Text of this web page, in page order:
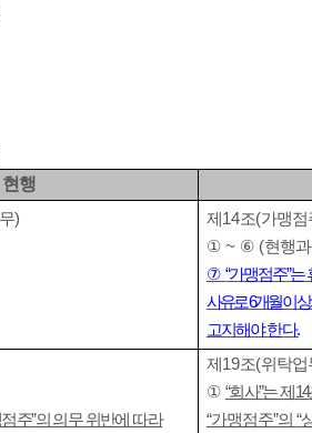
현행
)
제 14조(가맹점
① ~ ⑥ (현행
⑦ “가맹점주”는
사유로6개월 이
고지해야 한다.
주”의 의무 위반에 따라
제 19조(위탁업
① “회사”는 제 14
“가맹점주”의“